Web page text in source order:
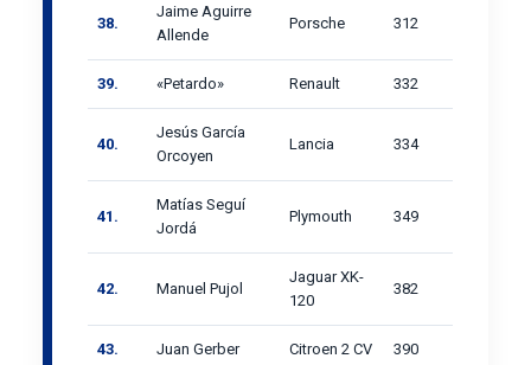
38.
Jaime Aguirre
Allende
Porsche 312
39. «Petardo» Renault 332
40.
Jesús García
Orcoyen
Lancia 334
41.
Matías Seguí
Jordá
Plymouth 349
42. Manuel Pujol
Jaguar XK-
120
382
43. Juan Gerber Citroen 2 CV 390